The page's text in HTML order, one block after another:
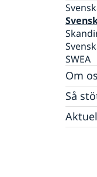
SWEA
Om
Raoul
GDPR
Så
Vi är
Team